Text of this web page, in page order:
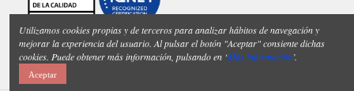
Utilizamos cookies propias y de terceros para analizar hábitos de navegación y
mejorar la experiencia del usuario. Al pulsar el botón "Aceptar" consiente dichas
cookies. Puede obtener más información, pulsando en ‘Más información’.
Aceptar